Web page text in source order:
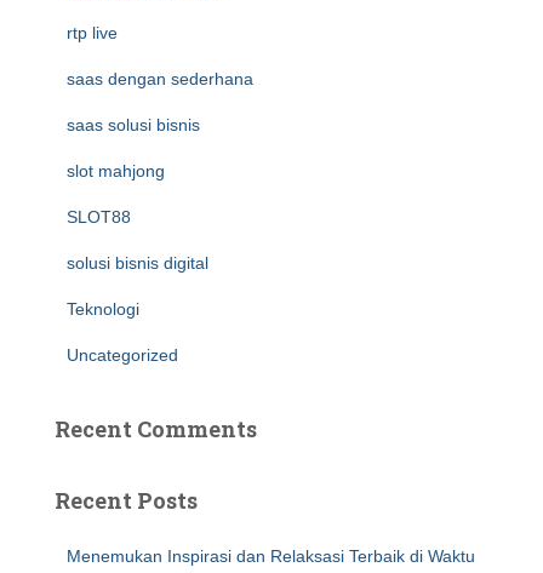
rtp live
saas dengan sederhana
saas solusi bisnis
slot mahjong
SLOT88
solusi bisnis digital
Teknologi
Uncategorized
Recent Comments
Recent Posts
Menemukan Inspirasi dan Relaksasi Terbaik di Waktu